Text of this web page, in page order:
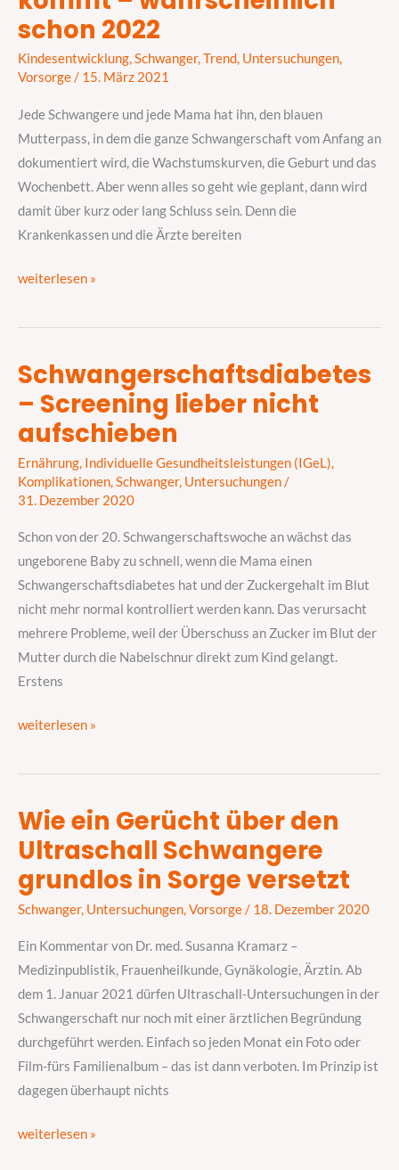
schon 2022
Kindesentwicklung,Schwanger,Trend, Untersuchungen,
Vorsorge/ 15. März 2021
Jede Schwangere und jede Mama hat ihn, den blauen
Mutterpass, in dem die ganze Schwangerschaft vom Anfang an
dokumentiert wird, die Wachstumskurven, die Geburt und das
Wochenbett. Aber wenn alles so geht wie geplant, dann wird
damit über kurz oder lang Schluss sein. Denn die
Krankenkassen und die Ärzte bereiten
kommt
–
wahrscheinlich
schon
2022
weiterlesen »
Schwangerschaftsdiabetes
– Screening lieber nicht
aufschieben
Ernährung, Individuelle Gesundheitsleistungen (IGeL),
Komplikationen,Schwanger, Untersuchungen/
31. Dezember 2020
Schon von der 20. Schwangerschaftswoche an wächst das
ungeborene Baby zu schnell, wenn die Mama einen
Schwangerschaftsdiabetes hat und der Zuckergehalt im Blut
nicht mehr normal kontrolliert werden kann. Das verursacht
mehrere Probleme, weil der Überschuss an Zucker im Blut der
Mutter durch die Nabelschnur direkt zum Kind gelangt.
Erstens
Schwangerschaftsdiabetes
Screening
lieber
nicht
aufschieben
weiterlesen »
Wie ein Gerücht über den
Ultraschall Schwangere
grundlos in Sorge versetzt
Schwanger, Untersuchungen,Vorsorge/ 18. Dezember 2020
Ein Kommentar von Dr. med. Susanna Kramarz –
Medizinpublistik, Frauenheilkunde, Gynäkologie, Ärztin. Ab
dem 1. Januar 2021 dürfen Ultraschall-Untersuchungen in der
Schwangerschaft nur noch mit einer ärztlichen Begründung
durchgeführt werden. Einfach so jeden Monat ein Foto oder
Film-fürs Familienalbum – das ist dann verboten. Im Prinzip ist
dagegen überhaupt nichts
Wie
ein
über
den
Ultraschall
Schwangere
grundlos
in
Sorge
versetzt
weiterlesen »